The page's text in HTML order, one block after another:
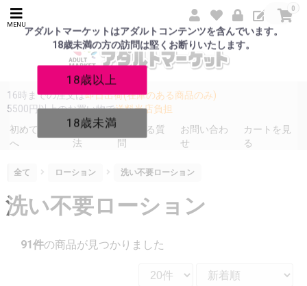
アダルトマーケットはアダルトコンテンツを含んでいます。
18歳未満の方の訪問は堅くお断りいたします。
18歳以上
18歳未満
MENU
0
16時までの注文は即日出荷(在庫のある商品のみ)
5500円以上のお買い物で送料当店負担
初めての方
へ
発送方
法
よくある質
問
お問い合わ
せ
カートを見
る
全て ローション 洗い不要ローション
洗い不要ローション
91件の商品が見つかりました